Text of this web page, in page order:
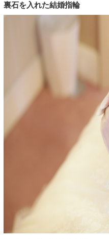
裏石を入れた結婚指輪